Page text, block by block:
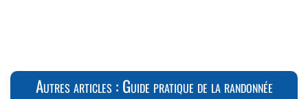
Autres articles : Guide pratique de la randonnée